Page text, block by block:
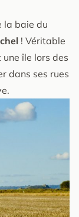
la baie du
! Véritable
île lors des
dans ses rues